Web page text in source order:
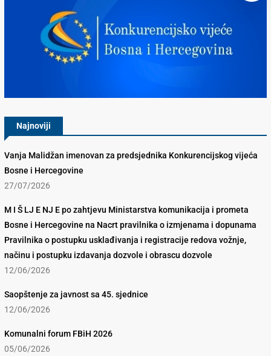
Najnoviji
Vanja Malidžan imenovan za predsjednika Konkurencijskog vijeća
Bosne i Hercegovine
27/07/2026
M I Š LJ E NJ E po zahtjevu Ministarstva komunikacija i prometa
Bosne i Hercegovine na Nacrt pravilnika o izmjenama i dopunama
Pravilnika o postupku usklađivanja i registracije redova vožnje,
načinu i postupku izdavanja dozvole i obrascu dozvole
12/06/2026
Saopštenje za javnost sa 45. sjednice
12/06/2026
Komunalni forum FBiH 2026
05/06/2026